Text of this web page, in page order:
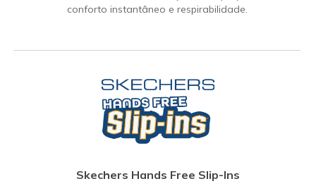
conforto instantâneo e respirabilidade.
Skechers Hands Free Slip-Ins